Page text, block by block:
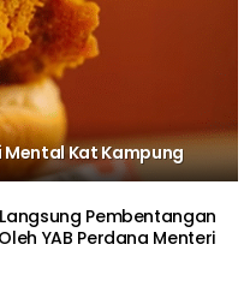
Kat Kampung
Pembentangan
YAB Perdana Menteri